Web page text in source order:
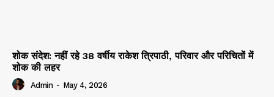
शोक संदेश: नहीं रहे 38 वर्षीय राकेश त्रिपाठी, परिवार और परिचितों में
शोक की लहर
Admin - May 4, 2026